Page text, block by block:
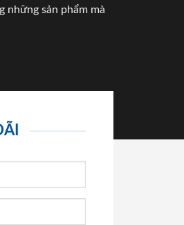
những sản phẩm mà